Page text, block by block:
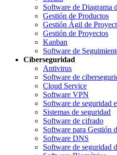
Software de Diagrama
Gestión de Productos
Gestión Ágil de
Gestión de Proyectos
Kanban
Software de
Ciberseguridad
Antivirus
Software de
Cloud Service
Software VPN
Software de seguridad
Sistemas de seguridad
Software de cifrado
Software para Gestión
Software DNS
Software de seguridad